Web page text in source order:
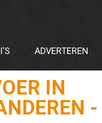
ADVERTEREN
IN
-